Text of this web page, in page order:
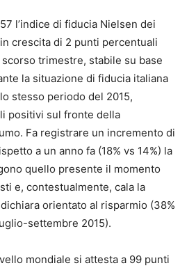
l’indice di fiducia Nielsen dei
crescita di 2 punti percentuali
trimestre, stabile su base
la situazione di fiducia italiana
stesso periodo del 2015,
positivi sul fronte della
Fa registrare un incremento di
a un anno fa (18% vs 14%) la
quello presente il momento
e, contestualmente, cala la
orientato al risparmio (38%
settembre 2015).
mondiale si attesta a 99 punti